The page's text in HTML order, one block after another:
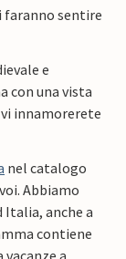
faranno sentire
e
con una vista
innamorerete
nel catalogo
Abbiamo
Italia, anche a
contiene
a